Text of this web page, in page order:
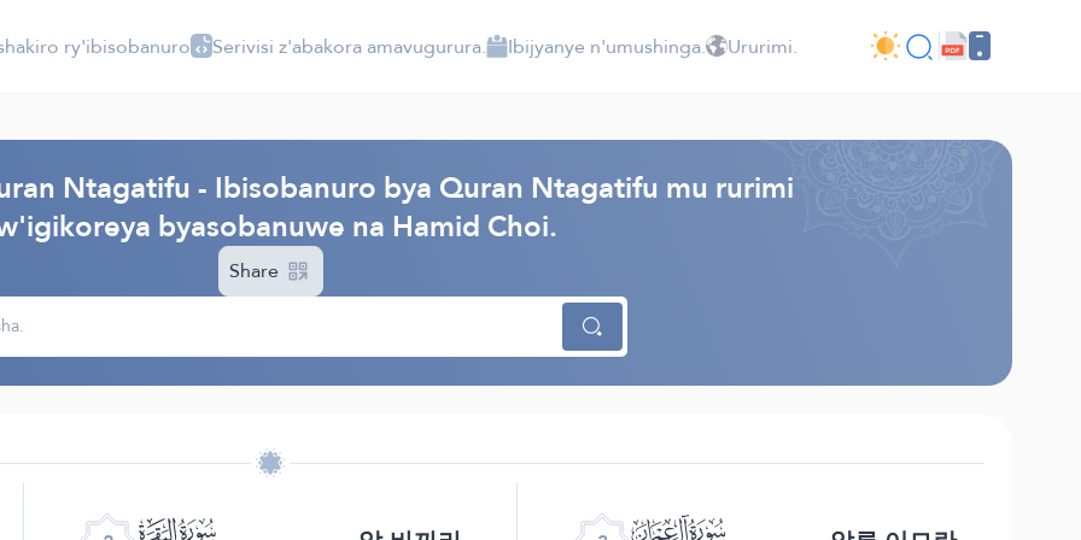
ry'ibisobanuro Serivisi z'abakora amavugurura. Ibijyanye n'umushinga. Ururimi.
Ntagatifu - Ibisobanuro bya Quran Ntagatifu mu rurimi
byasobanuwe na Hamid Choi.
Share